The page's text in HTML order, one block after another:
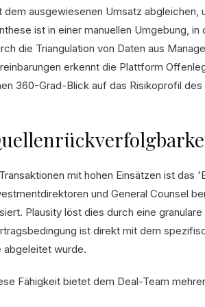
dem ausgewiesenen Umsatz abgleichen,
ist in einer manuellen Umgebung,
die Triangulation von Daten aus
erkennt die Plattform
360-Grad-Blick auf das Risikoprofil des
mit hohen Einsätzen ist
und General Counsel
Plausity löst dies durch eine
ist direkt mit dem
abgeleitet wurde.
Fähigkeit bietet dem Deal-Team